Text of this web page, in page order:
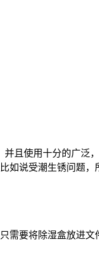
且使用十分的广泛
如说受潮生锈问题，
要将除湿盒放进文